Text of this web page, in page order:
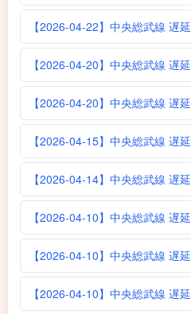
【2026-04-22】中央総武線 遅延
【2026-04-20】中央総武線 遅延
【2026-04-20】中央総武線 遅延
【2026-04-15】中央総武線 遅延
【2026-04-14】中央総武線 遅延
【2026-04-10】中央総武線 遅延
【2026-04-10】中央総武線 遅延
【2026-04-10】中央総武線 遅延